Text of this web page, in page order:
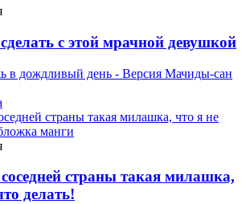
с этой мрачной девушкой
в дождливый день - Версия Мачиды-сан
страны такая милашка,
делать!